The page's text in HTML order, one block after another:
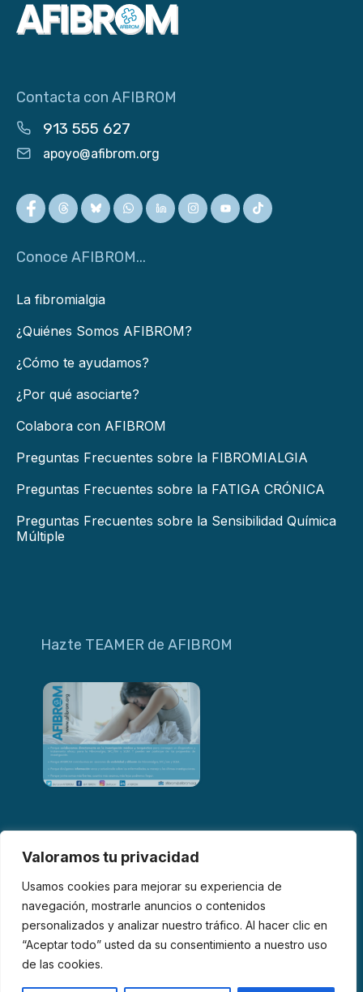
Valoramos tu privacidad
Usamos cookies para mejorar su experiencia de
navegación, mostrarle anuncios o contenidos
personalizados y analizar nuestro tráfico. Al hacer clic en
“Aceptar todo” usted da su consentimiento a nuestro uso
de las cookies.
Contacta con AFIBROM
913 555 627
apoyo@afibrom.org
Conoce AFIBROM...
La fibromialgia
¿Quiénes Somos AFIBROM?
¿Cómo te ayudamos?
¿Por qué asociarte?
Colabora con AFIBROM
Preguntas Frecuentes sobre la FIBROMIALGIA
Preguntas Frecuentes sobre la FATIGA CRÓNICA
Preguntas Frecuentes sobre la Sensibilidad Química
Múltiple
Hazte TEAMER de AFIBROM
© 2026 AFIBROM. Todos los derechos reservados.